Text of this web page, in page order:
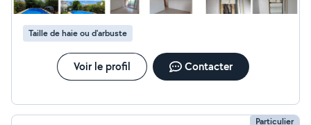
Taille de haie ou d'arbuste
Voir le profil Contacter
Particulier